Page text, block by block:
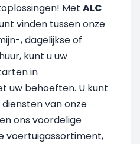
Met ALC
vinden tussen onze
, dagelijkse of
kunt u uw
in
uw behoeften. U kunt
van onze
ons voordelige
voertuigassortiment,